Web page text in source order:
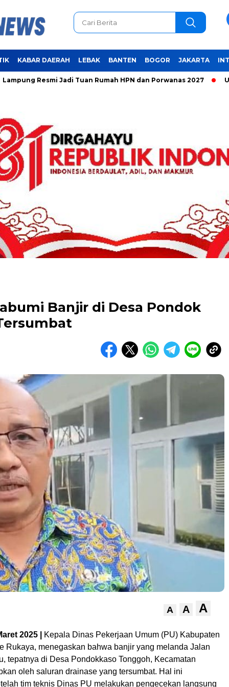
KABAR DAERAH LEBAK BANTEN BOGOR JAKARTA
Jadi Tuan Rumah HPN dan Porwanas 2027 Unifying
Banjir di Desa Pondok
A A A
2025 |
Kepala Dinas Pekerjaan Umum (PU) Kabupaten
Rukaya, menegaskan bahwa banjir yang melanda Jalan
tepatnya di Desa Pondokkaso Tonggoh, Kecamatan
oleh saluran drainase yang tersumbat. Hal ini
tim teknis Dinas PU melakukan pengecekan langsung